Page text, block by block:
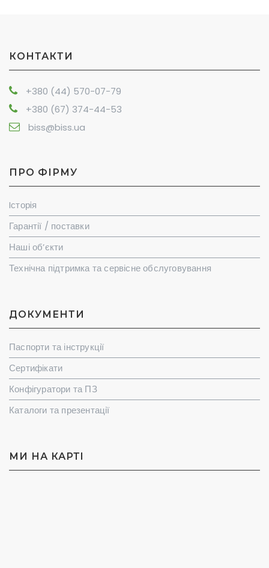
КОНТАКТИ
+380 (44) 570-07-79
+380 (67) 374-44-53
biss@biss.ua
ПРО ФІРМУ
Iсторiя
Гарантії / поставки
Наші об’єкти
Технічна підтримка та сервісне обслуговування
ДОКУМЕНТИ
Паспорти та інструкції
Сертифікати
Конфігуратори та ПЗ
Каталоги та презентації
МИ НА КАРТI